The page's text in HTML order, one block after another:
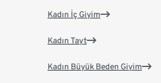
Kadın İç Giyim
Kadın Tayt
Kadın Büyük Beden Giyim